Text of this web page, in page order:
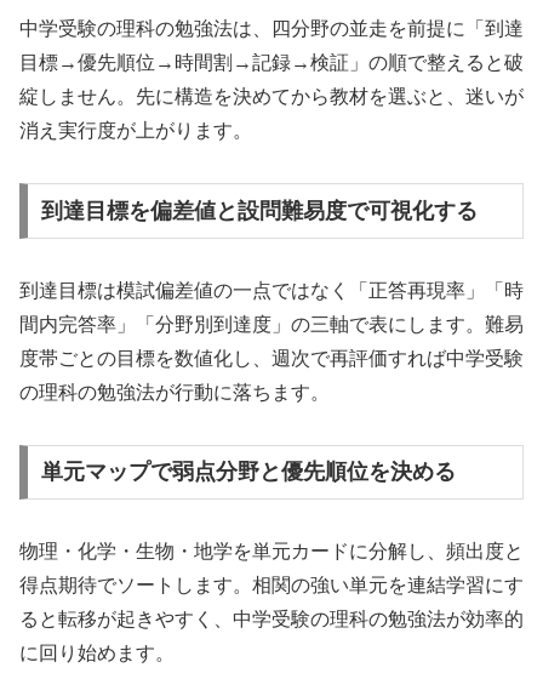
中学受験の理科の勉強法は、四分野の並走を前提に「到達
目標→優先順位→時間割→記録→検証」の順で整えると破
綻しません。先に構造を決めてから教材を選ぶと、迷いが
消え実行度が上がります。
到達目標を偏差値と設問難易度で可視化する
到達目標は模試偏差値の一点ではなく「正答再現率」「時
間内完答率」「分野別到達度」の三軸で表にします。難易
度帯ごとの目標を数値化し、週次で再評価すれば中学受験
の理科の勉強法が行動に落ちます。
単元マップで弱点分野と優先順位を決める
物理・化学・生物・地学を単元カードに分解し、頻出度と
得点期待でソートします。相関の強い単元を連結学習にす
ると転移が起きやすく、中学受験の理科の勉強法が効率的
に回り始めます。